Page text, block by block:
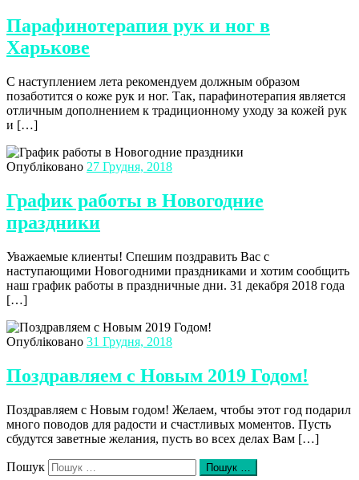
Парафинотерапия рук и ног в
Харькове
С наступлением лета рекомендуем должным образом
позаботится о коже рук и ног. Так, парафинотерапия является
отличным дополнением к традиционному уходу за кожей рук
и […]
Опубліковано 27 Грудня, 2018
График работы в Новогодние
праздники
Уважаемые клиенты! Спешим поздравить Вас с
наступающими Новогодними праздниками и хотим сообщить
наш график работы в праздничные дни. 31 декабря 2018 года
[…]
Опубліковано 31 Грудня, 2018
Поздравляем с Новым 2019 Годом!
Поздравляем с Новым годом! Желаем, чтобы этот год подарил
много поводов для радости и счастливых моментов. Пусть
сбудутся заветные желания, пусть во всех делах Вам […]
Пошук Пошук …